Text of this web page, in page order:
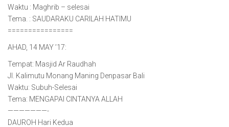
Waktu : Maghrib – selesai
Tema. : SAUDARAKU CARILAH HATIMU
================
AHAD, 14 MAY ’17:
Tempat: Masjid Ar Raudhah
Jl. Kalimutu Monang Maning Denpasar Bali
Waktu: Subuh-Selesai
Tema: MENGAPAI CINTANYA ALLAH
———————-
DAUROH Hari Kedua